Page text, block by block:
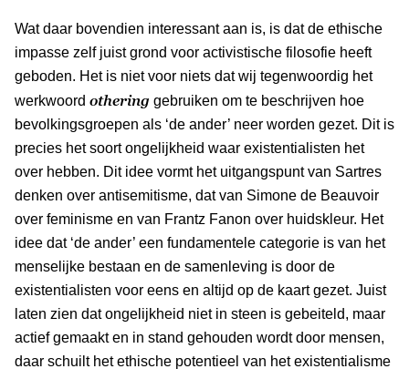
Wat daar bovendien interessant aan is, is dat de ethische
impasse zelf juist grond voor activistische filosofie heeft
geboden. Het is niet voor niets dat wij tegenwoordig het
werkwoord othering gebruiken om te beschrijven hoe
bevolkingsgroepen als ‘de ander’ neer worden gezet. Dit is
precies het soort ongelijkheid waar existentialisten het
over hebben. Dit idee vormt het uitgangspunt van Sartres
denken over antisemitisme, dat van Simone de Beauvoir
over feminisme en van Frantz Fanon over huidskleur. Het
idee dat ‘de ander’ een fundamentele categorie is van het
menselijke bestaan en de samenleving is door de
existentialisten voor eens en altijd op de kaart gezet. Juist
laten zien dat ongelijkheid niet in steen is gebeiteld, maar
actief gemaakt en in stand gehouden wordt door mensen,
daar schuilt het ethische potentieel van het existentialisme